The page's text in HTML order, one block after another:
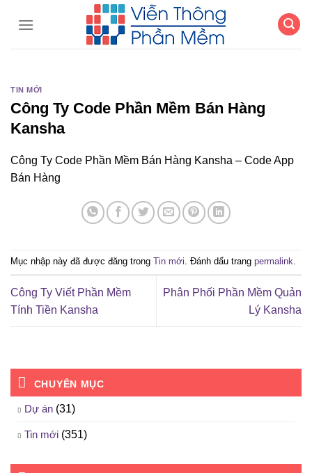
TIN MỚI
Công Ty Code Phần Mềm Bán Hàng
Kansha
Công Ty Code Phần Mềm Bán Hàng Kansha – Code App
Bán Hàng
Mục nhập này đã được đăng trong Tin mới. Đánh dấu trang permalink.
Công Ty Viết Phần Mềm
Tính Tiền Kansha
Phân Phối Phần Mềm Quản
Lý Kansha
CHUYÊN MỤC
Dự án (31)
Tin mới (351)